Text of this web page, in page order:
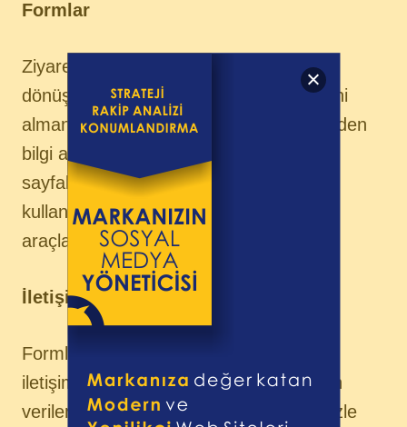
Formlar
Ziyaretçilerin potansiyel müşteriye
dönüşmesi için, en azından mail adresini
almanız gerekir. Formlar ziyaretçilerinizden
bilgi alabilmek için site içerisinde açılış
sayfalarından, blog sayfalarına kadar
kullandığımız en önemli Inbound
araçlarımızdandır.
İletişim Veri Tabanı
Formlar aracılığıyla edindiğiniz bilgileri
iletişim veri tabanında saklıyoruz. Bütün
verilerinizin aynı yerde olması, kişilerinizle